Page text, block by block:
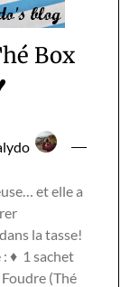
Box
et elle a
la tasse!
: ♦ 1 sachet
(Thé